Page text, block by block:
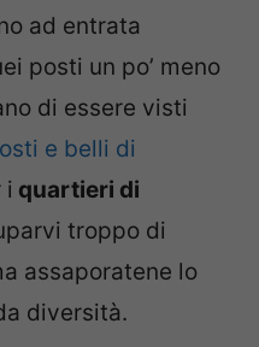
ad entrata
posti un po’ meno
di essere visti
e belli di
i quartieri di
troppo di
assaporatene lo
diversità.